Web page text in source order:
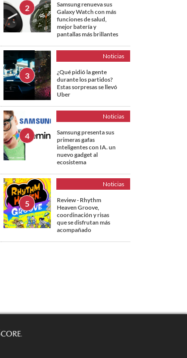
Samsung renueva sus
Galaxy Watch con más
funciones de salud,
mejor batería y
pantallas más brillantes
Noticias
¿Qué pidió la gente
durante los partidos?
Estas sorpresas se llevó
Uber
Noticias
Samsung presenta sus
primeras gafas
inteligentes con IA. un
nuevo gadget al
ecosistema
Noticias
Review - Rhythm
Heaven Groove,
coordinación y risas
que se disfrutan más
acompañado